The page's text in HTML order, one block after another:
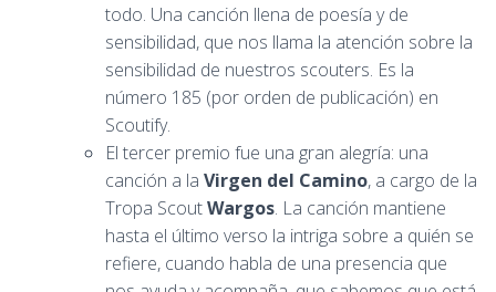
todo. Una canción llena de poesía y de
sensibilidad, que nos llama la atención sobre la
sensibilidad de nuestros scouters. Es la
número 185 (por orden de publicación) en
Scoutify.
El tercer premio fue una gran alegría: una
canción a la Virgen del Camino, a cargo de la
Tropa ScoutWargos. La canción mantiene
hasta el último verso la intriga sobre a quién se
refiere, cuando habla de una presencia que